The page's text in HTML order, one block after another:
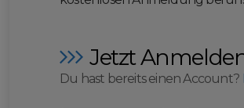
Jetzt
Du hast bereits einen Account?